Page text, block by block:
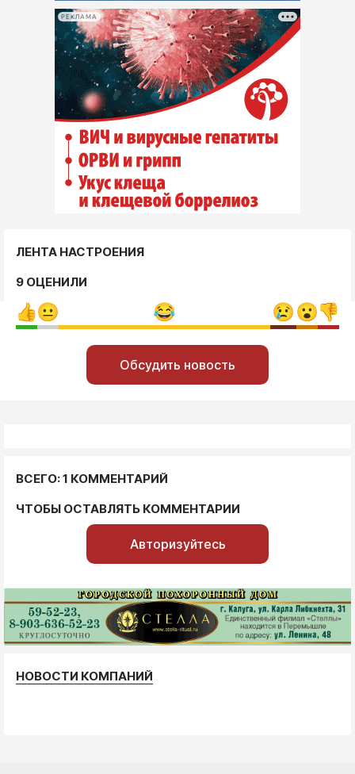
РЕКЛАМА
ЛЕНТА НАСТРОЕНИЯ
9 ОЦЕНИЛИ
Обсудить новость
ВСЕГО: 1 КОММЕНТАРИЙ
ЧТОБЫ ОСТАВЛЯТЬ КОММЕНТАРИИ
Авторизуйтесь
НОВОСТИ КОМПАНИЙ